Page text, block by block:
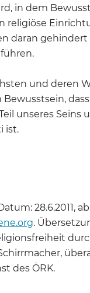
in dem
religiöse
daran gehindert
und deren
unseres Seins
ist.
28.6.2011,
.
des ÖRK.